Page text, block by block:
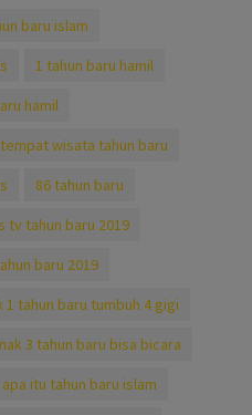
baru islam
1 tahun baru hamil
hamil
wisata tahun baru
86 tahun baru
tv tahun baru 2019
baru 2019
1 tahun baru tumbuh 4 gigi
3 tahun baru bisa bicara
apa itu tahun baru islam